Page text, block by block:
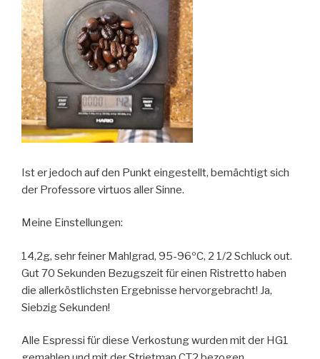
Ist er jedoch auf den Punkt eingestellt, bemächtigt sich
der Professore virtuos aller Sinne.
Meine Einstellungen:
14,2g, sehr feiner Mahlgrad, 95-96ºC, 2 1/2 Schluck out.
Gut 70 Sekunden Bezugszeit für einen Ristretto haben
die allerköstlichsten Ergebnisse hervorgebracht! Ja,
Siebzig Sekunden!
Alle Espressi für diese Verkostung wurden mit der HG1